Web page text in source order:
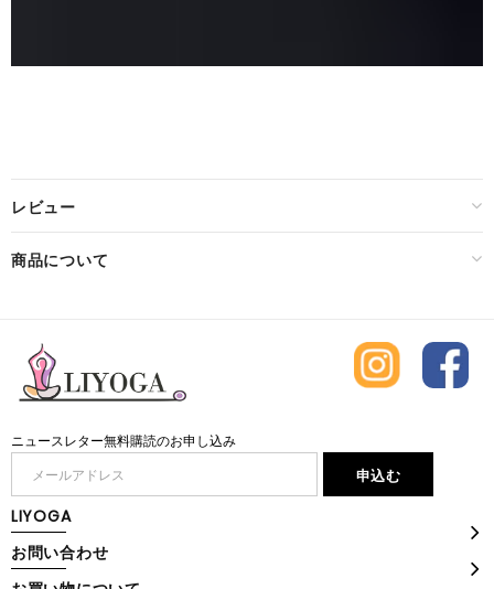
レビュー
商品について
ニュースレター無料購読のお申し込み
LIYOGA
お問い合わせ